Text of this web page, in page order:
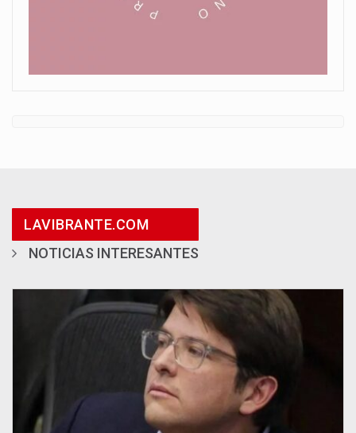
LAVIBRANTE.COM
NOTICIAS INTERESANTES